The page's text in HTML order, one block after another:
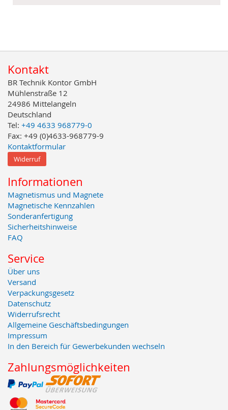
Kontakt
BR Technik Kontor GmbH
Mühlenstraße 12
24986 Mittelangeln
Deutschland
Tel: +49 4633 968779-0
Fax: +49 (0)4633-968779-9
Kontaktformular
Widerruf
Informationen
Magnetismus und Magnete
Magnetische Kennzahlen
Sonderanfertigung
Sicherheitshinweise
FAQ
Service
Über uns
Versand
Verpackungsgesetz
Datenschutz
Widerrufsrecht
Allgemeine Geschäftsbedingungen
Impressum
In den Bereich für Gewerbekunden wechseln
Zahlungsmöglichkeiten